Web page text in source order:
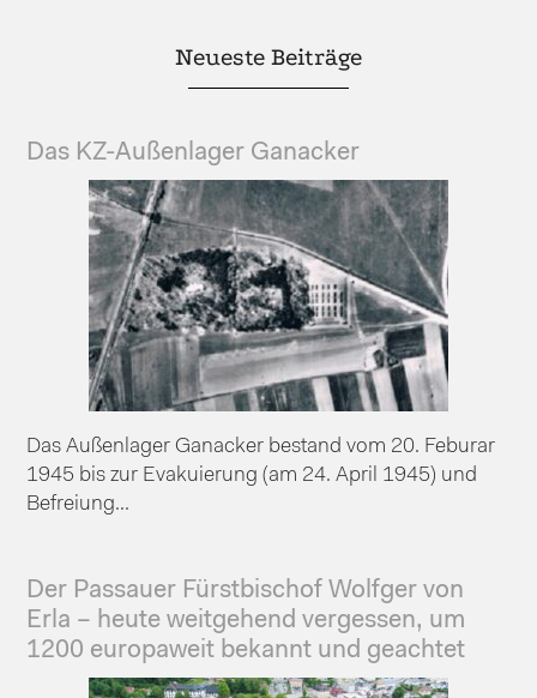
Neueste Beiträge
Das KZ-Außenlager Ganacker
Das Außenlager Ganacker bestand vom 20. Feburar
1945 bis zur Evakuierung (am 24. April 1945) und
Befreiung...
Der Passauer Fürstbischof Wolfger von
Erla – heute weitgehend vergessen, um
1200 europaweit bekannt und geachtet